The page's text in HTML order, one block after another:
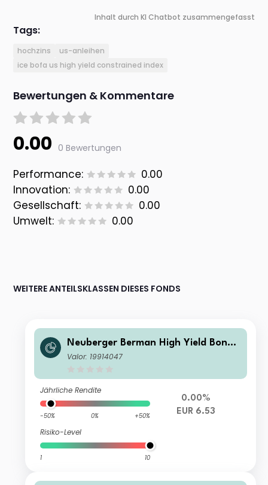
Inhalt durch KI Chatbot zusammengefasst
Tags:
hochzins
us-anleihen
ice bofa us high yield constrained index
Bewertungen & Kommentare
0.00 0 Bewertungen
Performance:
0.00
Innovation:
0.00
Gesellschaft:
0.00
Umwelt:
0.00
WEITERE ANTEILSKLASSEN DIESES FONDS
Neuberger Berman High Yield Bond
Fund EUR I2 Distributing Class
Valor: 19914047
Jährliche Rendite
-50% 0% +50%
Risiko-Level
1 10
0.00%
EUR 6.53